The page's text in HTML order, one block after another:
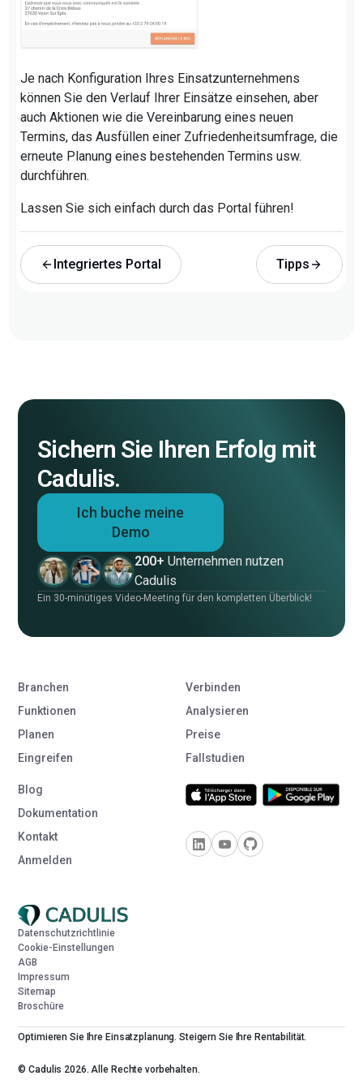
Je nach Konfiguration Ihres Einsatzunternehmens
können Sie den Verlauf Ihrer Einsätze einsehen, aber
auch Aktionen wie die Vereinbarung eines neuen
Termins, das Ausfüllen einer Zufriedenheitsumfrage, die
erneute Planung eines bestehenden Termins usw.
durchführen.
Lassen Sie sich einfach durch das Portal führen!
Integriertes Portal Tipps
Sichern Sie Ihren Erfolg mit
Cadulis.
Ich buche meine
Demo
200+ Unternehmen nutzen
Cadulis
Ein 30-minütiges Video-Meeting für den kompletten Überblick!
Branchen
Funktionen
Planen
Eingreifen
Verbinden
Analysieren
Preise
Fallstudien
Blog
Dokumentation
Kontakt
Anmelden
Datenschutzrichtlinie
Cookie-Einstellungen
AGB
Impressum
Sitemap
Broschüre
Optimieren Sie Ihre Einsatzplanung. Steigern Sie Ihre Rentabilität.
© Cadulis 2026. Alle Rechte vorbehalten.